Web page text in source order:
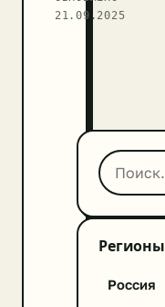
21.09.2025
Регионы
Россия